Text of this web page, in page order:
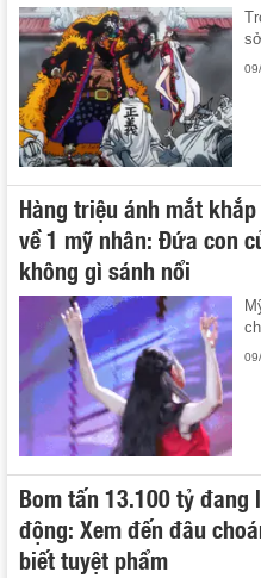
Hàng triệu ánh mắt
về 1 mỹ nhân: Đứa con
không gì sánh nổi
Bom tấn 13.100 tỷ đang
động: Xem đến đâu
biết tuyệt phẩm